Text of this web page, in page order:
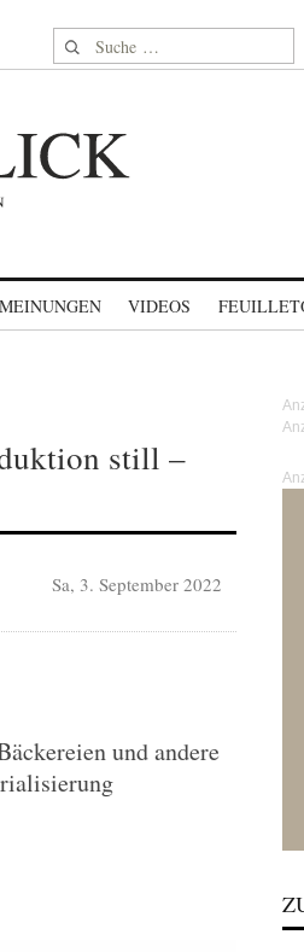
Suche nach:
MEINUNGEN VIDEOS
still –
Sa, 3. September 2022
und andere